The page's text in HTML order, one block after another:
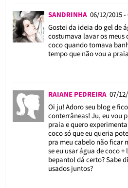
SANDRINHA 06/12/2015 -
Gostei da ideia do gel de
costumava lavar os meus
coco quando tomava
tempo que não vou a
RAIANE PEDREIRA 07/
Oi ju! Adoro seu blog e
conterrâneas! Ju, eu vou
praia e quero
coco só que eu queria
pra meu cabelo não ficar
se eu usar água de coco
bepantol dá certo? Sabe
usados juntos?